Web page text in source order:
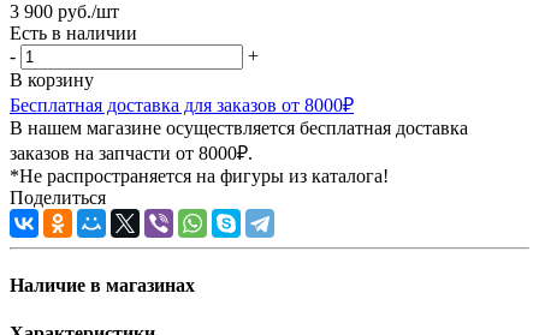
3 900 руб./шт
Есть в наличии
-
+
В корзину
Бесплатная доставка для заказов от 8000₽
В нашем магазине осуществляется бесплатная доставка
заказов на запчасти от 8000₽.
*Не распространяется на фигуры из каталога!
Поделиться
Наличие в магазинах